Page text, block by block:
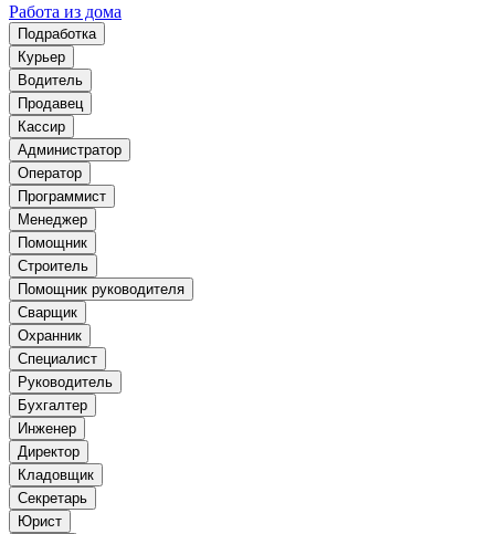
Работа из дома
Подработка
Курьер
Водитель
Продавец
Кассир
Администратор
Оператор
Программист
Менеджер
Помощник
Строитель
Помощник руководителя
Сварщик
Охранник
Специалист
Руководитель
Бухгалтер
Инженер
Директор
Кладовщик
Секретарь
Юрист